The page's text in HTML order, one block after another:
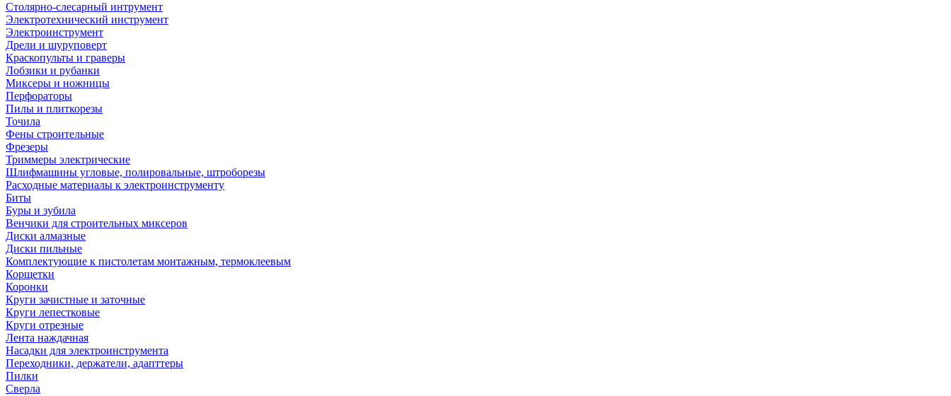
Столярно-слесарный интрумент
Электротехнический инструмент
Электроинструмент
Дрели и шуруповерт
Краскопульты и граверы
Лобзики и рубанки
Миксеры и ножницы
Перфораторы
Пилы и плиткорезы
Точила
Фены строительные
Фрезеры
Триммеры электрические
Шлифмашины угловые, полировальные, штроборезы
Расходные материалы к электроинструменту
Биты
Буры и зубила
Венчики для строительных миксеров
Диски алмазные
Диски пильные
Комплектующие к пистолетам монтажным, термоклеевым
Корщетки
Коронки
Круги зачистные и заточные
Круги лепестковые
Круги отрезные
Лента наждачная
Насадки для электроинструмента
Переходники, держатели, адапттеры
Пилки
Сверла